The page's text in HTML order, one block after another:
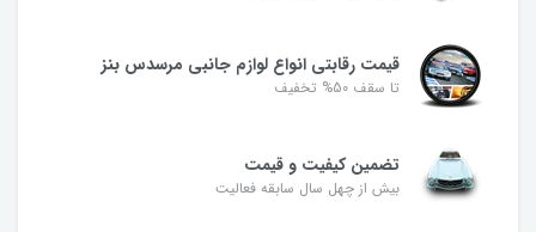
قیمت رقابتی انواع لوازم جانبی مرسدس بنز
تا سقف 50% تخفیف
تضمین کیفیت و قیمت
بیش از چهل سال سابقه فعالیت